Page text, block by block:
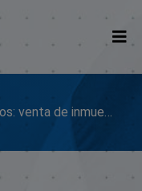
Contratos: venta de inmuebles, enmiendas y donaciones